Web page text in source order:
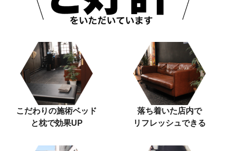
こだわりの施術ベッド
と枕で効果UP
落ち着いた店内で
リフレッシュできる